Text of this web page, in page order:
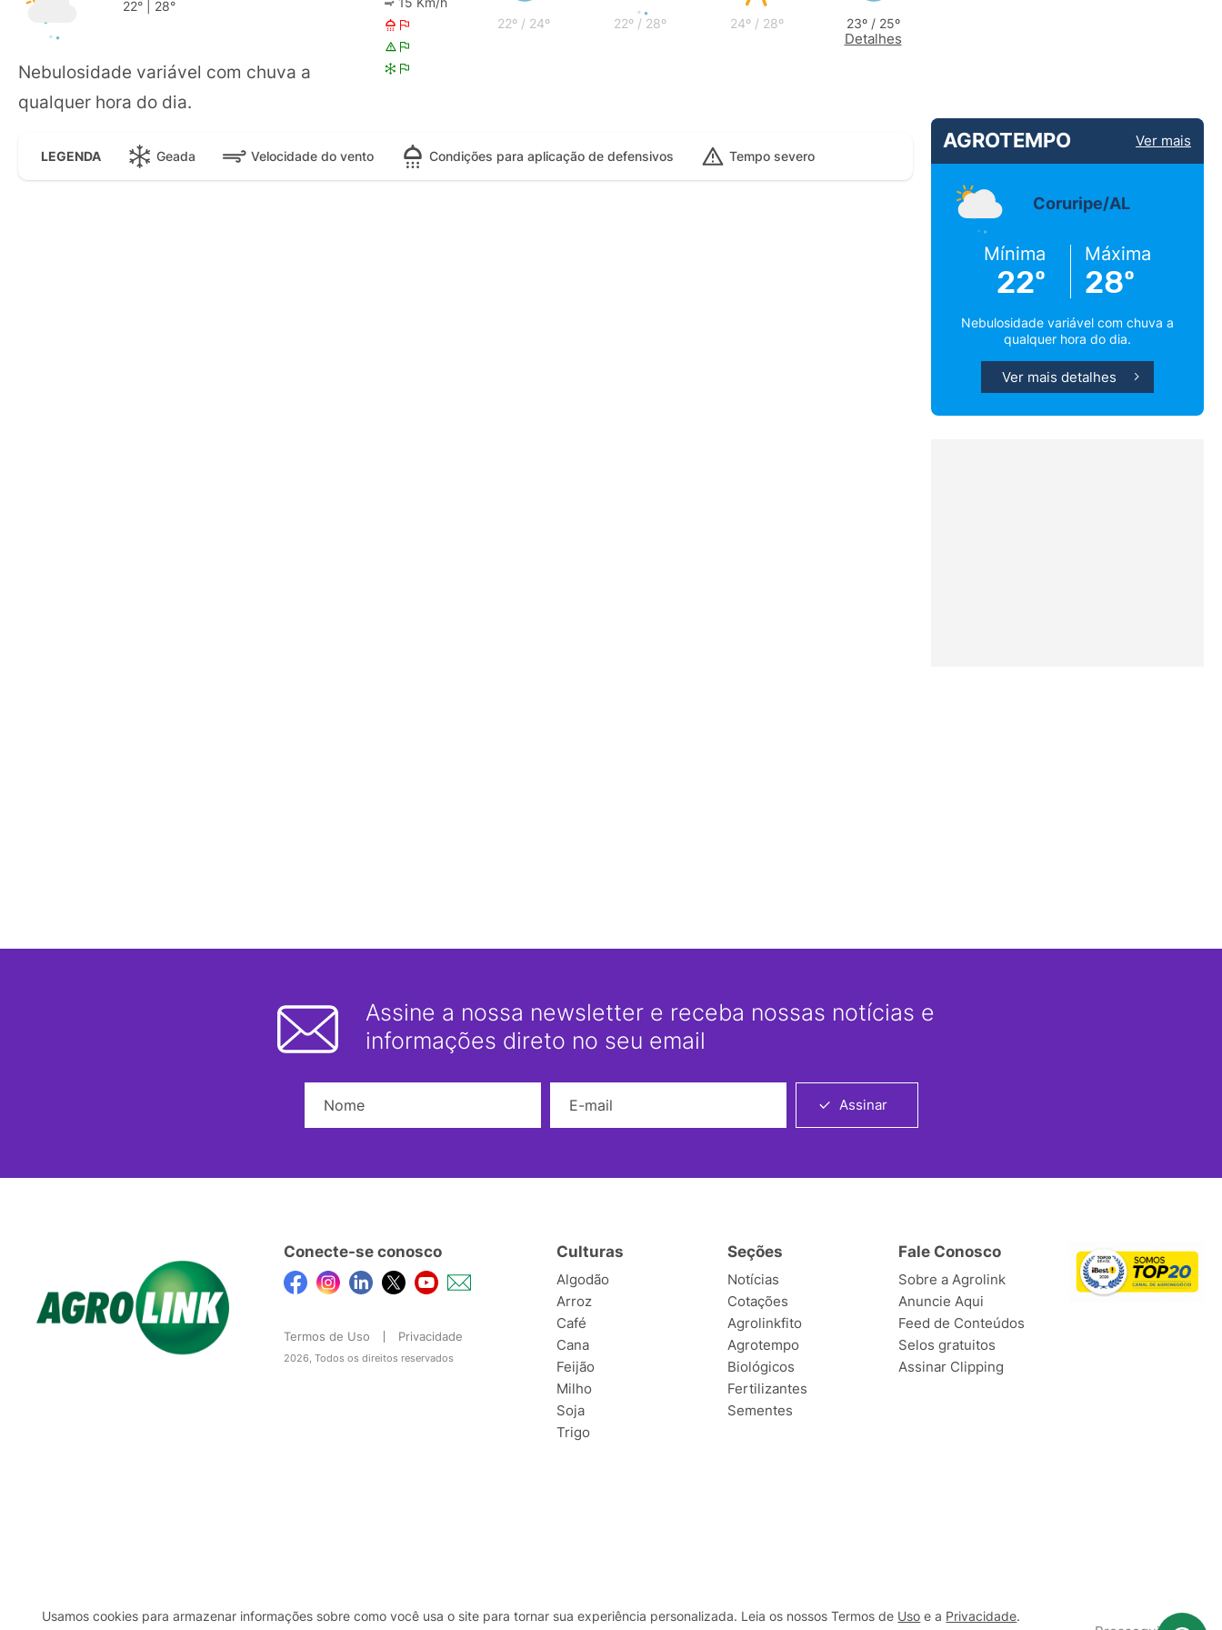
22° 28°
Nebulosidade variável com chuva a
qualquer hora do dia.
22º / 24º 22º / 28º 24º / 28º 23º / 25º
Detalhes
LEGENDA Geada Velocidade do vento Condições para aplicação de defensivos Tempo severo
AGROTEMPO Ver mais
Coruripe/AL
Mínima
22º
Máxima
28º
Nebulosidade variável com chuva a
qualquer hora do dia.
Ver mais detalhes
Assine a nossa newsletter e receba nossas notícias e
informações direto no seu email
Assinar
Conecte-se conosco
Termos de Uso Privacidade
2026, Todos os direitos reservados
Culturas
Algodão
Arroz
Café
Cana
Feijão
Milho
Soja
Trigo
Seções
Notícias
Cotações
Agrolinkfito
Agrotempo
Biológicos
Fertilizantes
Sementes
Fale Conosco
Sobre a Agrolink
Anuncie Aqui
Feed de Conteúdos
Selos gratuitos
Assinar Clipping
Usamos cookies para armazenar informações sobre como você usa o site para tornar sua experiência personalizada. Leia os nossos Termos de Uso e a Privacidade.